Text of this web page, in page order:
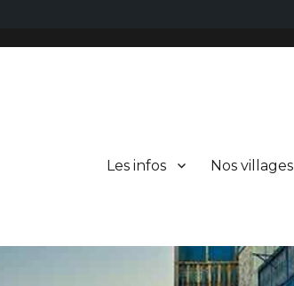
Les infos Nos villages